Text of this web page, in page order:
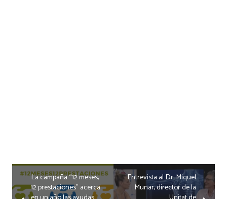
La campaña “12 meses,
12 prestaciones” acerca
Entrevista al Dr. Miquel
Munar, director de la